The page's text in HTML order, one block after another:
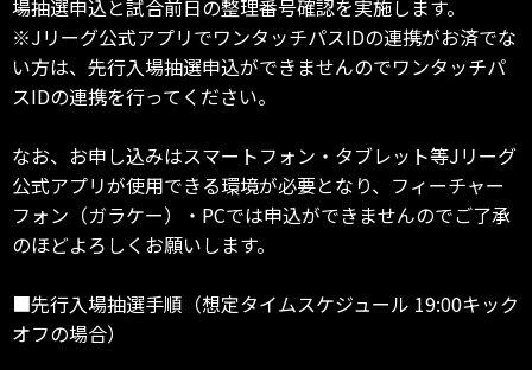
場抽選申込と試合前日の整理番号確認を実施します。
※Jリーグ公式アプリでワンタッチパスIDの連携がお済でな
い方は、先行入場抽選申込ができませんのでワンタッチパ
スIDの連携を行ってください。
なお、お申し込みはスマートフォン・タブレット等Jリーグ
公式アプリが使用できる環境が必要となり、フィーチャー
フォン（ガラケー）・PCでは申込ができませんのでご了承
のほどよろしくお願いします。
■先行入場抽選手順（想定タイムスケジュール 19:00キック
オフの場合）